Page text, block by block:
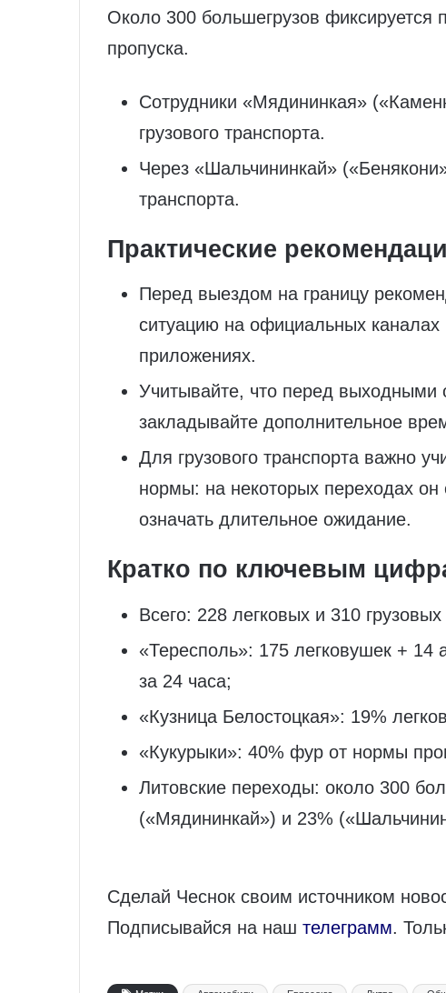
Около 300 большегрузов фиксируется
пропуска.
Сотрудники «Мядининкая»
грузового транспорта.
Через «Шальчининкай»
транспорта.
Практические
Перед выездом на границу
ситуацию на официальных
приложениях.
Учитывайте, что перед выходными
закладывайте дополнительное
Для грузового транспорта важно
нормы: на некоторых переходах он
означать длительное ожидание.
Кратко по ключевым
Всего: 228 легковых и 310
«Тересполь»: 175 легковушек +
за 24 часа;
«Кузница Белостоцкая»: 19%
«Кукурыки»: 40% фур от нормы
Литовские переходы: около 300
(«Мядининкай») и 23%
Сделай Чеснок своим источником
Подписывайся на наш телеграмм.